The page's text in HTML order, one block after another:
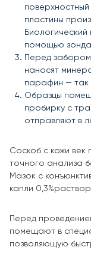
пластины
помощью
Перед
наносят
парафин — так
Образцы
пробирку с
отправляют в
Соскоб с кожи век
точного анализа
Мазок с
капли
Перед
помещают в
позволяющую